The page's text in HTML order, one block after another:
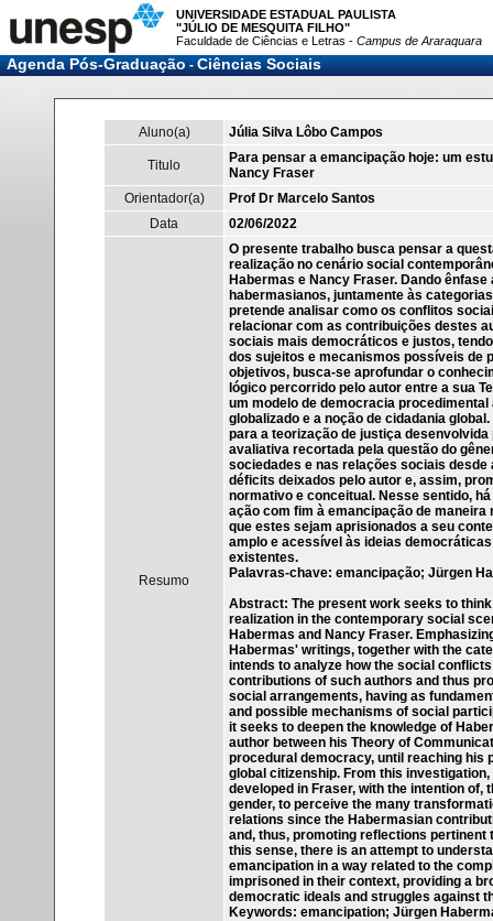
UNIVERSIDADE ESTADUAL PAULISTA
"JÚLIO DE MESQUITA FILHO"
Faculdade de Ciências e Letras - Campus de Araraquara
Agenda Pós-Graduação-Ciências Sociais
Aluno(a) Júlia Silva Lôbo Campos
Titulo
Para pensar a emancipação hoje: um
Nancy Fraser
Orientador(a)
Prof Dr Marcelo Santos
Data
02/06/2022
Resumo
O presente trabalho busca pensar a
realização no cenário social
Habermas e Nancy Fraser. Dando
habermasianos, juntamente às
pretende analisar como os conflitos
relacionar com as contribuições destes
sociais mais democráticos e justos,
dos sujeitos e mecanismos possíveis de
objetivos, busca-se aprofundar o
lógico percorrido pelo autor entre a sua
um modelo de democracia
globalizado e a noção de cidadania
para a teorização de justiça
avaliativa recortada pela questão do
sociedades e nas relações sociais
déficits deixados pelo autor e, assim,
normativo e conceitual. Nesse sentido,
ação com fim à emancipação de
que estes sejam aprisionados a seu
amplo e acessível às ideias
existentes.
Palavras-chave: emancipação; Jürgen
Abstract: The present work seeks to
realization in the contemporary social
Habermas and Nancy Fraser.
Habermas' writings, together with the
intends to analyze how the social
contributions of such authors and thus
social arrangements, having as
and possible mechanisms of social
it seeks to deepen the knowledge of
author between his Theory of
procedural democracy, until reaching his
global citizenship. From this
developed in Fraser, with the intention
gender, to perceive the many
relations since the Habermasian
and, thus, promoting reflections pertinent
this sense, there is an attempt to
emancipation in a way related to the
imprisoned in their context, providing a
democratic ideals and struggles against
Keywords: emancipation; Jürgen